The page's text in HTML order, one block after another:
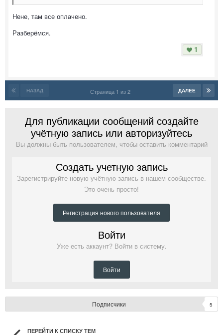
Нене, там все оплачено.
Разберёмся.
1
НАЗАД ДАЛЕЕ
Страница 1 из 2
Для публикации сообщений создайте
учётную запись или авторизуйтесь
Вы должны быть пользователем, чтобы оставить комментарий
Создать учетную запись
Зарегистрируйте новую учётную запись в нашем сообществе.
Это очень просто!
Регистрация нового пользователя
Войти
Уже есть аккаунт? Войти в систему.
Войти
Подписчики 5
ПЕРЕЙТИ К СПИСКУ ТЕМ